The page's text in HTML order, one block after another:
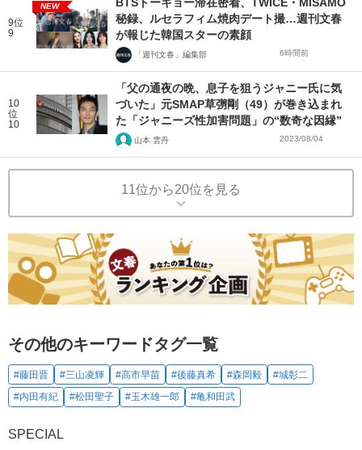
9位
9
NEW
秘録、ルセラフィム焼肉デート撮…週刊文春
が報じた韓国スターの素顔
「週刊文春」編集部 6時間前
10
位
10
「父の通夜の晩、息子を狙うジャニー氏に気
づいた」元SMAP草彅剛（49）が巻き込まれ
た「ジャニーズ性加害問題」の“数奇な因縁”
山本 雲丹 2023/08/04
11位から20位を見る
その他のキーワードタグ一覧
#藤田晋 #三山凌輝 #高市早苗 #後藤真希 #森岡毅
#城彰二
#内田有紀
#松田聖子 #玉木雄一郎 #亀和田武
SPECIAL